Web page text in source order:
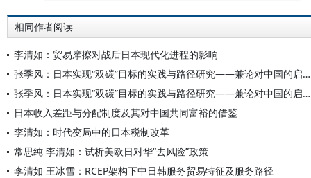
相同作者阅读
李清如：贸易摩擦对战后日本现代化进程的影响
张季风：日本实现“双碳”目标的实践与路径研究——兼论对中国的启示与借鉴
张季风：日本实现“双碳”目标的实践与路径研究——兼论对中国的启示与借鉴
日本收入差距与分配制度及其对中国共同富裕的借鉴
李清如：时代变局中的日本税制改革
常思纯 李清如：试析美欧日对华“去风险”政策
李清如 王冰雪：RCEP架构下中日韩服务贸易特征及服务路径